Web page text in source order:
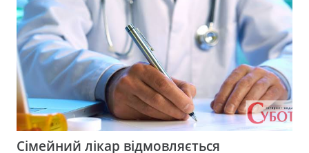
Сімейний лікар відмовляється